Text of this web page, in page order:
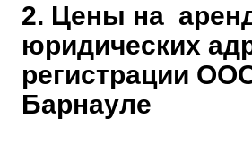
2. Цены на
юридических
регистрации
Барнауле